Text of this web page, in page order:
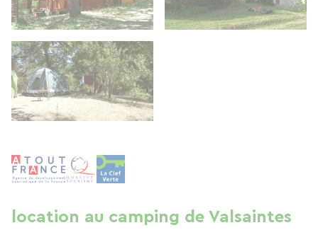
location au camping de Valsaintes